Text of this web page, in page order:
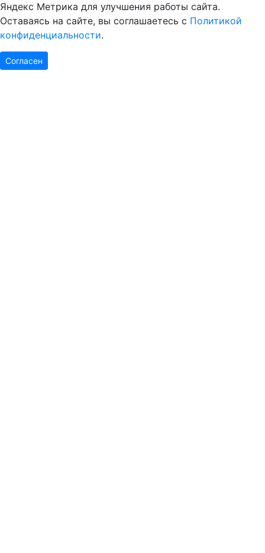
Яндекс Метрика для улучшения работы сайта.
Оставаясь на сайте, вы соглашаетесь с Политикой
конфиденциальности.
Согласен